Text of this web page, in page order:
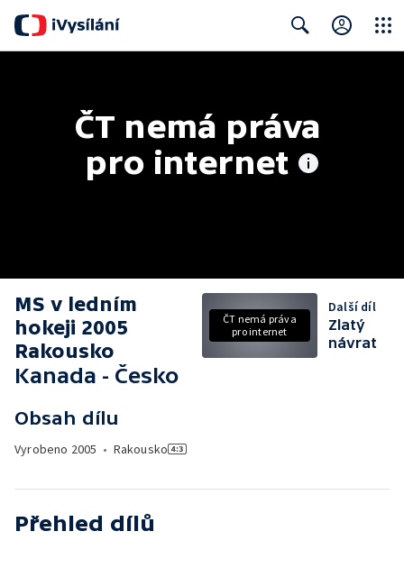
ČT nemá práva
pro internet
MS v ledním
hokeji 2005
Rakousko
Kanada - Česko
Obsah dílu
Vyrobeno 2005 • Rakousko
ČT nemá práva
pro internet
Další díl
Zlatý
návrat
Přehled dílů